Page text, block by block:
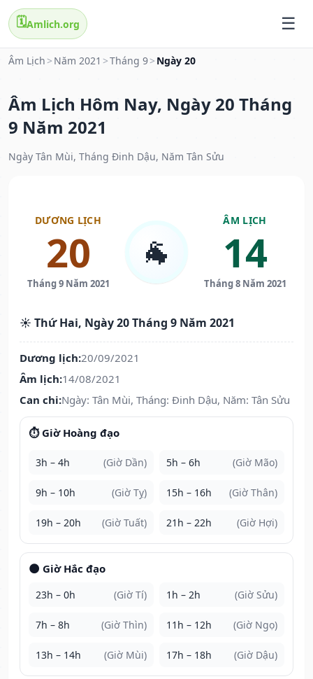
🗓️Amlich.org
Âm Lịch > Năm 2021 >Tháng 9> Ngày 20
Âm Lịch Hôm Nay, Ngày 20 Tháng
9 Năm 2021
Ngày Tân Mùi, Tháng Đinh Dậu, Năm Tân Sửu
DƯƠNG LỊCH
20
Tháng 9 Năm 2021
🐐
ÂM LỊCH
14
Tháng 8 Năm 2021
☀️ Thứ Hai, Ngày 20 Tháng 9 Năm 2021
Dương lịch:20/09/2021
Âm lịch:14/08/2021
Can chi:Ngày: Tân Mùi, Tháng: Đinh Dậu, Năm: Tân Sửu
⏱️ Giờ Hoàng đạo
3h – 4h (Giờ Dần) 5h – 6h (Giờ Mão)
9h – 10h (Giờ Tỵ) 15h – 16h (Giờ Thân)
19h – 20h (Giờ Tuất) 21h – 22h (Giờ Hợi)
🌑 Giờ Hắc đạo
23h – 0h (Giờ Tí) 1h – 2h (Giờ Sửu)
7h – 8h (Giờ Thìn) 11h – 12h (Giờ Ngọ)
13h – 14h (Giờ Mùi) 17h – 18h (Giờ Dậu)